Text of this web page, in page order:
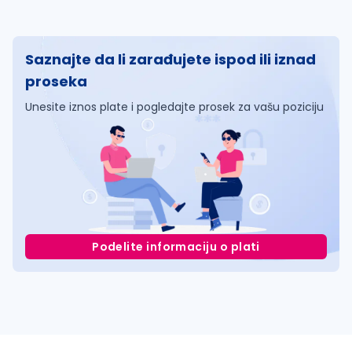
Saznajte da li zarađujete ispod ili iznad
proseka
Unesite iznos plate i pogledajte prosek za vašu poziciju
Podelite informaciju o plati